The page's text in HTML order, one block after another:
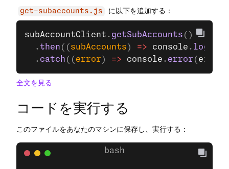
get-subaccounts.js に以下を追加する：
subAccountClient . getSubAccounts ()
  .
then (( subAccounts ) => console . log
  .
catch (( error ) => console . error ( error
全文を見る
コードを実行する
このファイルをあなたのマシンに保存し、実行する：